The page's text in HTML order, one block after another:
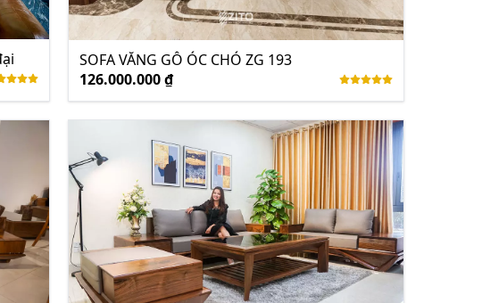
SOFA VĂNG GỖ ÓC CHÓ ZG 193
126.000.000 ₫